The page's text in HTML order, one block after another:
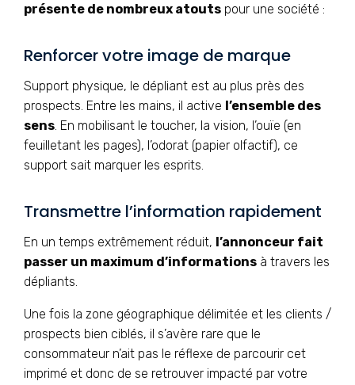
présente de nombreux atouts pour une société :
Renforcer votre image de marque
Support physique, le dépliant est au plus près des
prospects. Entre les mains, il active l’ensemble des
sens. En mobilisant le toucher, la vision, l’ouïe (en
feuilletant les pages), l’odorat (papier olfactif), ce
support sait marquer les esprits.
Transmettre l’information rapidement
En un temps extrêmement réduit, l’annonceur fait
passer un maximum d’informations à travers les
dépliants.
Une fois la zone géographique délimitée et les clients /
prospects bien ciblés, il s’avère rare que le
consommateur n’ait pas le réflexe de parcourir cet
imprimé et donc de se retrouver impacté par votre